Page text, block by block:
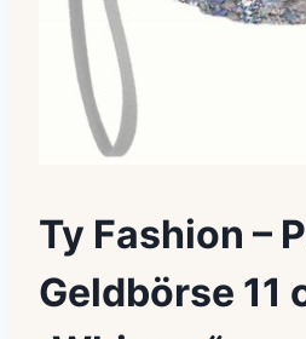
Ty Fashion –
Geldbörse 11